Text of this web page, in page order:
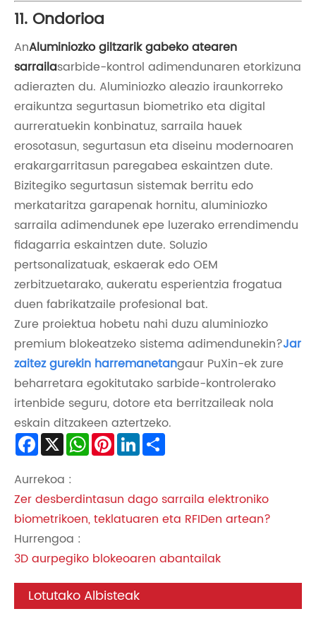
11. Ondorioa
AnAluminiozko giltzarik gabeko atearen
sarrailasarbide-kontrol adimendunaren etorkizuna
adierazten du. Aluminiozko aleazio iraunkorreko
eraikuntza segurtasun biometriko eta digital
aurreratuekin konbinatuz, sarraila hauek
erosotasun, segurtasun eta diseinu modernoaren
erakargarritasun paregabea eskaintzen dute.
Bizitegiko segurtasun sistemak berritu edo
merkataritza garapenak hornitu, aluminiozko
sarraila adimendunek epe luzerako errendimendu
fidagarria eskaintzen dute. Soluzio
pertsonalizatuak, eskaerak edo OEM
zerbitzuetarako, aukeratu esperientzia frogatua
duen fabrikatzaile profesional bat.
Zure proiektua hobetu nahi duzu aluminiozko
premium blokeatzeko sistema adimendunekin?Jar
zaitez gurekin harremanetangaur PuXin-ek zure
beharretara egokitutako sarbide-kontrolerako
irtenbide seguru, dotore eta berritzaileak nola
eskain ditzakeen aztertzeko.
Facebook
X WhatsApp
PinterestLinkedIn
Aurrekoa :
Zer desberdintasun dago sarraila elektroniko
biometrikoen, teklatuaren eta RFIDen artean?
Hurrengoa :
3D aurpegiko blokeoaren abantailak
Lotutako Albisteak